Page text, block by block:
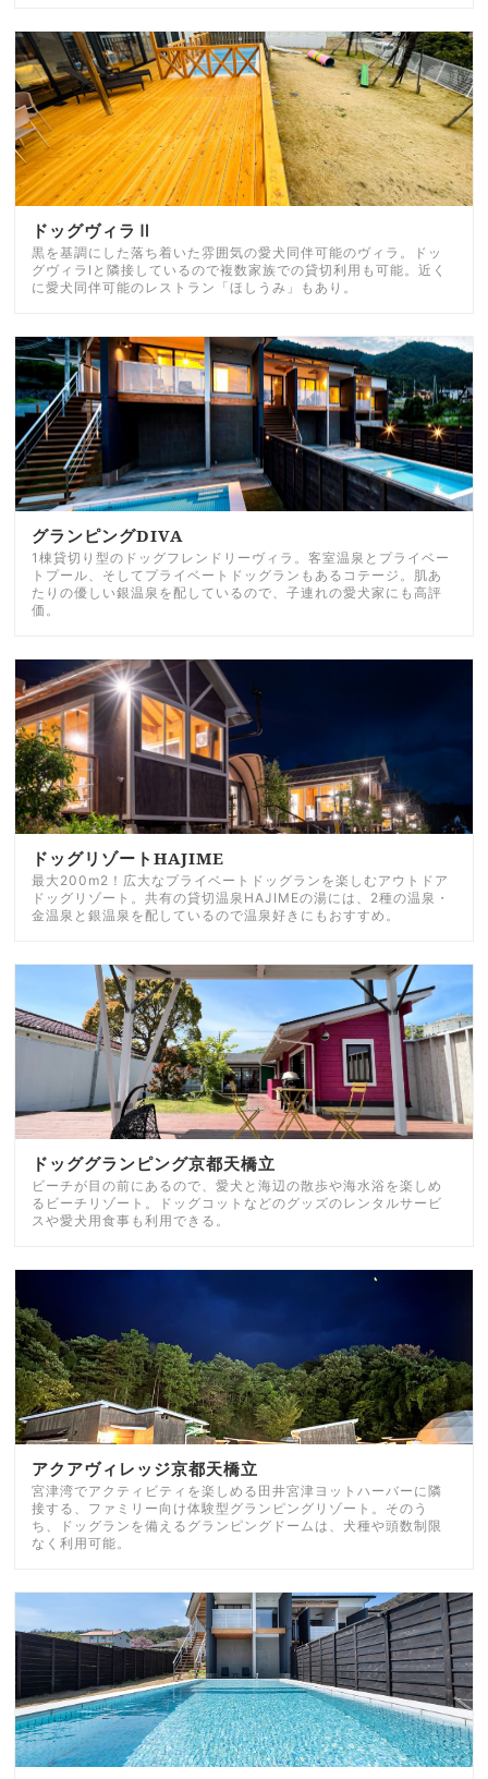
ドッグヴィラⅡ
黒を基調にした落ち着いた雰囲気の愛犬同伴可能のヴィラ。ドッ
グヴィラⅠと隣接しているので複数家族での貸切利用も可能。近く
に愛犬同伴可能のレストラン「ほしうみ」もあり。
グランピングDIVA
1棟貸切り型のドッグフレンドリーヴィラ。客室温泉とプライベー
トプール、そしてプライベートドッグランもあるコテージ。肌あ
たりの優しい銀温泉を配しているので、子連れの愛犬家にも高評
価。
ドッグリゾートHAJIME
最大200m2！広大なプライベートドッグランを楽しむアウトドア
ドッグリゾート。共有の貸切温泉HAJIMEの湯には、2種の温泉・
金温泉と銀温泉を配しているので温泉好きにもおすすめ。
ドッググランピング京都天橋立
ビーチが目の前にあるので、愛犬と海辺の散歩や海水浴を楽しめ
るビーチリゾート。ドッグコットなどのグッズのレンタルサービ
スや愛犬用食事も利用できる。
アクアヴィレッジ京都天橋立
宮津湾でアクティビティを楽しめる田井宮津ヨットハーバーに隣
接する、ファミリー向け体験型グランピングリゾート。そのう
ち、ドッグランを備えるグランピングドームは、犬種や頭数制限
なく利用可能。